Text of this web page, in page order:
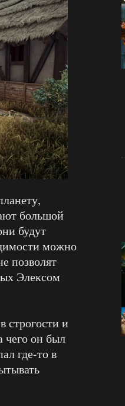
большой
будут
можно
позволят
Элексом
строгости и
чего он был
где-то в